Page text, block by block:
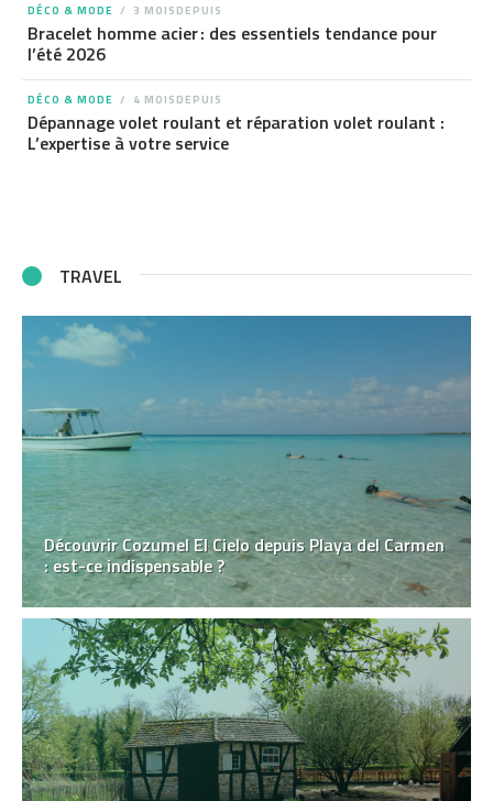
DÉCO & MODE 3 MOISDEPUIS
Bracelet homme acier : des essentiels tendance pour
l’été 2026
DÉCO & MODE 4 MOISDEPUIS
Dépannage volet roulant et réparation volet roulant :
L’expertise à votre service
TRAVEL
Découvrir Cozumel El Cielo depuis Playa del Carmen
: est-ce indispensable ?